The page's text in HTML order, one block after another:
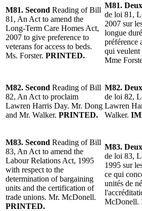
M81. Second Reading of Bill
81, An Act to amend the
Long-Term Care Homes Act,
2007 to give preference to
veterans for access to beds.
Ms. Forster. PRINTED.
M81.
de loi 81,
2007 sur
longue
préférence
qui veulent
Mme
M82. Second Reading of Bill
82, An Act to proclaim
Lawren Harris Day. Mr. Dong
and Mr. Walker. PRINTED.
M82.
de loi 82,
Lawren
Walker.
M83. Second Reading of Bill
83, An Act to amend the
Labour Relations Act, 1995
with respect to the
determination of bargaining
units and the certification of
trade unions. Mr. McDonell.
PRINTED.
M83.
de loi 83,
1995 sur
ce qui
unités de
McDonell.